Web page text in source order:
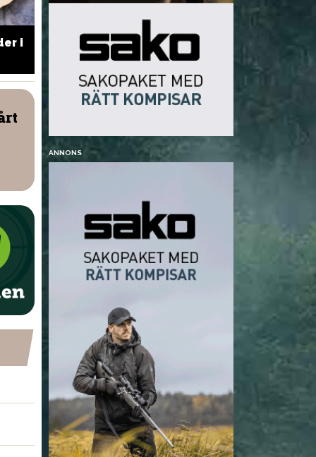
Jägarna gör en
insats för
NYHETER
Regeringen förenklar
jaktreglerna – sekretess
för rovdjursjägare införs
i
Öppen viltburgare Vilt i snöre
ANNONS